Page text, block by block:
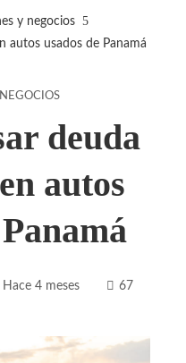
y negocios
autos usados de Panamá
deuda
autos
Hace 4 meses 67